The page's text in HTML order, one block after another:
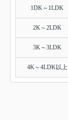
1DK～1LDK
2K～2LDK
3K～3LDK
4K～4LDK以上